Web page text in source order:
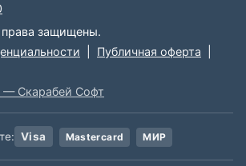
защищены.
Публичная оферта
— Скарабей Софт
Visa Mastercard МИР